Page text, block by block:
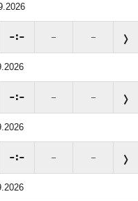
: – –
: – –
: – –